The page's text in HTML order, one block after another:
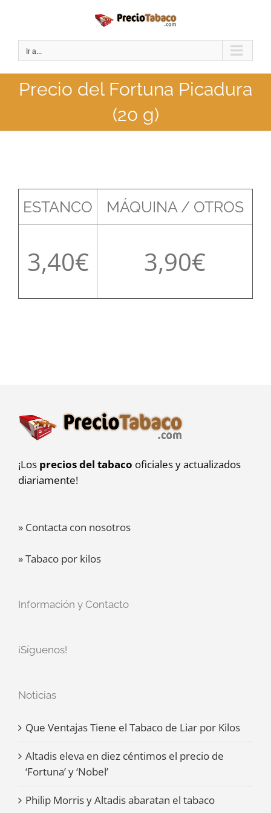
contenido
Ir a...
Precio del Fortuna Picadura
(20 g)
ESTANCO MÁQUINA / OTROS
3,40 3,90
¡Los precios del tabaco oficiales y actualizados
diariamente!
» Contacta con nosotros
» Tabaco por kilos
Información y Contacto
¡Síguenos!
Noticias
Que Ventajas Tiene el Tabaco de Liar por Kilos
Altadis eleva en diez céntimos el precio de
‘Fortuna’ y ‘Nobel’
Philip Morris y Altadis abaratan el tabaco